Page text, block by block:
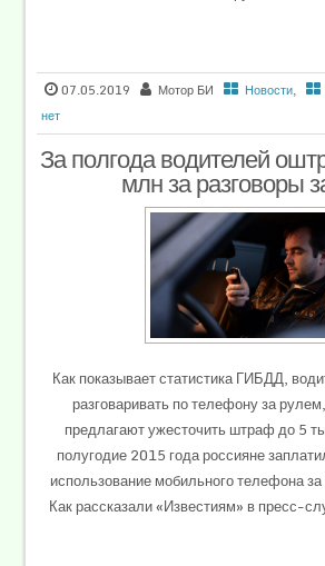
07.05.2019 Мотор БИ Новости,
нет
За полгода водителей
млн за разговоры
Как показывает статистика ГИБДД,
разговаривать по телефону за
предлагают ужесточить штраф до 5
полугодие 2015 года россияне
использование мобильного телефона
Как рассказали «Известиям» в пресс-